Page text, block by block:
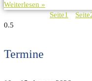
Weiterlesen »
Seite1 Seite
Termine